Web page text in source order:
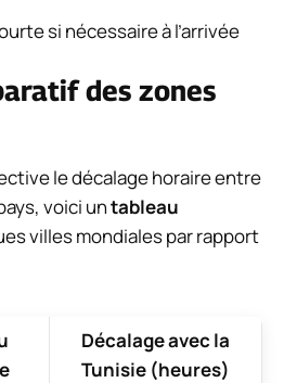
si nécessaire à l’arrivée
des zones
le décalage horaire entre
voici untableau
villes mondiales par rapport
Décalage avec la
Tunisie (heures)